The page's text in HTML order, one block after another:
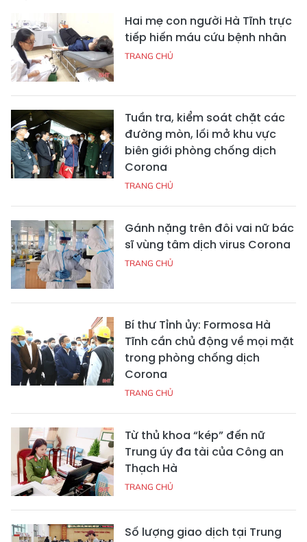
Hai mẹ con người Hà Tĩnh trực
tiếp hiến máu cứu bệnh nhân
TRANG CHỦ
Tuần tra, kiểm soát chặt các
đường mòn, lối mở khu vực
biên giới phòng chống dịch
Corona
TRANG CHỦ
Gánh nặng trên đôi vai nữ bác
sĩ vùng tâm dịch virus Corona
TRANG CHỦ
Bí thư Tỉnh ủy: Formosa Hà
Tĩnh cần chủ động về mọi mặt
trong phòng chống dịch
Corona
TRANG CHỦ
Từ thủ khoa “kép” đến nữ
Trung úy đa tài của Công an
Thạch Hà
TRANG CHỦ
Số lượng giao dịch tại Trung